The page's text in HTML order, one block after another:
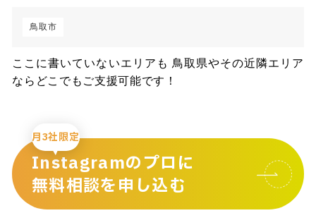
鳥取市
ここに書いていないエリアも 鳥取県やその近隣エリア
ならどこでもご支援可能です！
月3社限定
Instagramのプロに
無料相談を申し込む